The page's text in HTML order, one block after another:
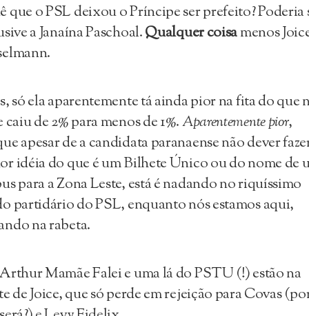
que o PSL deixou o Príncipe ser prefeito? Poderia
a Janaína Paschoal.Qualquer coisamenos
só ela aparentemente tá ainda pior na fita do que
caiu de 2% para menos de 1%.Aparentementepior,
apesar de a candidata paranaense não dever
idéia do que é um Bilhete Único ou do nome de
para a Zona Leste, está é nadando no riquíssimo
partidário do PSL, enquanto nós estamos aqui,
na rabeta.
Mamãe Falei e uma lá do PSTU (!) estão na
de Joice, que só perde em rejeição para Covas